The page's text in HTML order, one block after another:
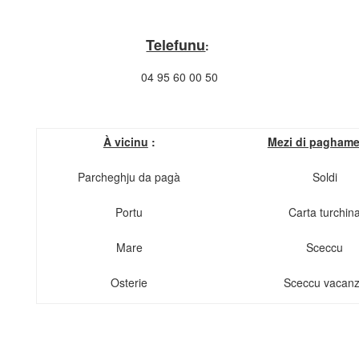
Telefunu:
04 95 60 00 50
À vicinu :
Parcheghju da pagà
Portu
Mare
Osterie
Mezi di
Soldi
Carta
Sceccu
Sceccu